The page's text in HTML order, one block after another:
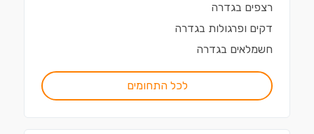
רצפים בגדרה
דקים ופרגולות בגדרה
חשמלאים בגדרה
לכל התחומים